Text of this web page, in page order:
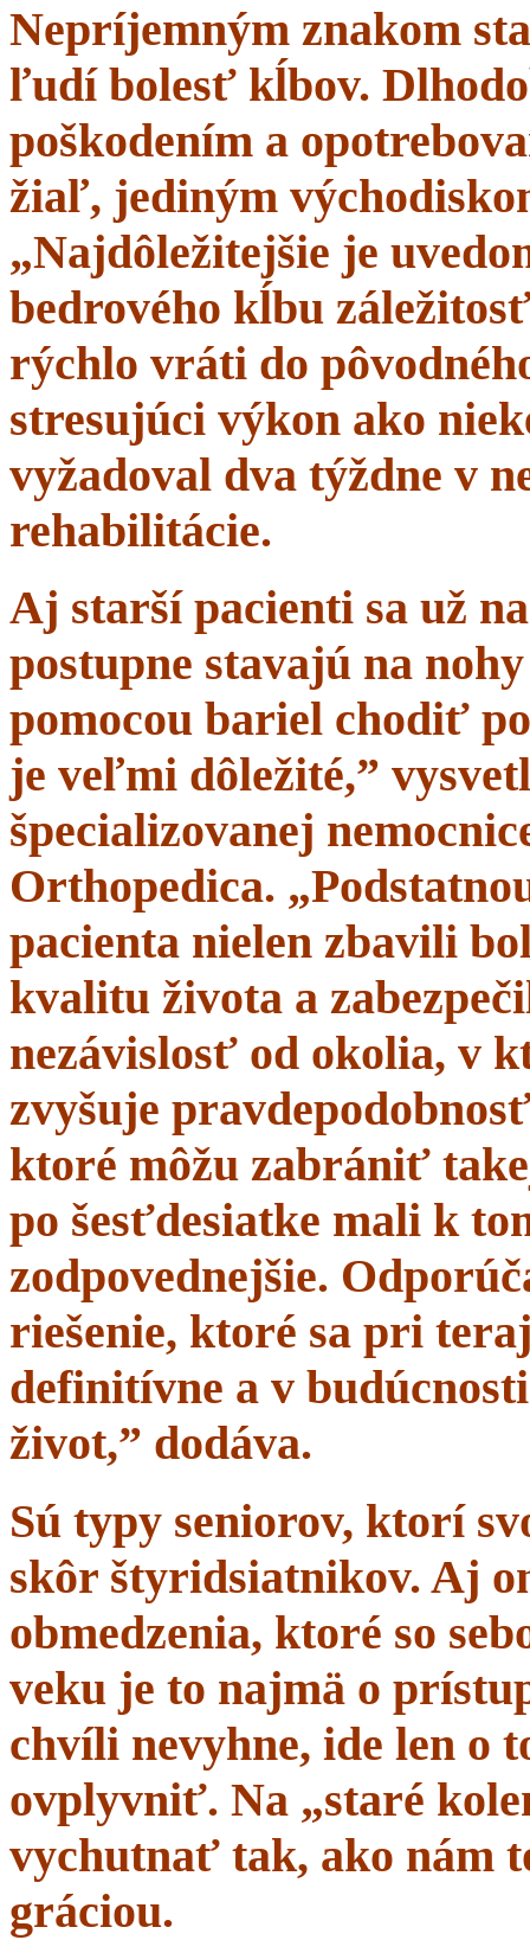
Nepríjemným znakom
ľudí bolesť kĺbov.
poškodením a
žiaľ, jediným
„Najdôležitejšie je
bedrového kĺbu
rýchlo vráti do
stresujúci výkon ako
vyžadoval dva týždne v
rehabilitácie.
Aj starší pacienti sa už
postupne stavajú na
pomocou bariel chodiť
je veľmi dôležité,”
špecializovanej
Orthopedica.
pacienta nielen zbavili
kvalitu života a
nezávislosť od okolia, v
zvyšuje
ktoré môžu zabrániť
po šesťdesiatke mali k
zodpovednejšie.
riešenie, ktoré sa pri
definitívne a v
život,” dodáva.
Sú typy seniorov, ktorí
skôr štyridsiatnikov. Aj
obmedzenia, ktoré so
veku je to najmä o
chvíli nevyhne, ide len o
ovplyvniť. Na „staré
vychutnať tak, ako nám
gráciou.